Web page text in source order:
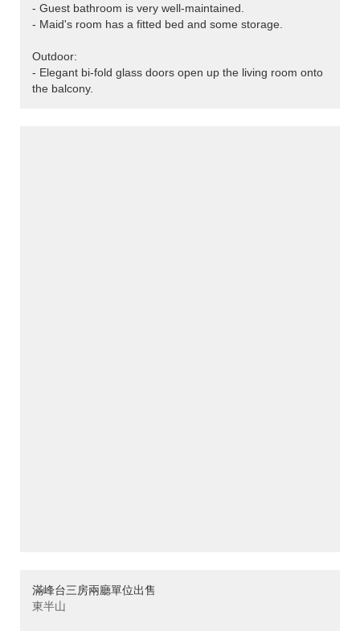
- Guest bathroom is very well-maintained.
- Maid's room has a fitted bed and some storage.
Outdoor:
- Elegant bi-fold glass doors open up the living room onto
the balcony.
滿峰台三房兩廳單位出售
東半山